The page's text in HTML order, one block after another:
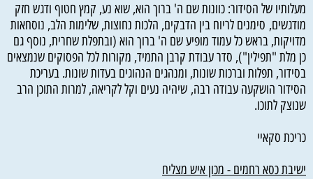
מעלותיו של הסידור: כוונות שם ה' ברוך הוא, שוא נע, קמץ חטוף ודגש חזק
מודגשים, סימנים לריוח בין הדבקים, הלכות נחוצות, שלימות הלב, נוסחאות
מדויקות, בראש כל עמוד מופיע שם ה' ברוך הוא (ובתפלת שחרית, נוסף גם
כן מלת "תפילין"), סדר עבודת קרבן התמיד, מקורות לכל הפסוקים שנמצאים
בסידור, תפלות וברכות שונות, ומנהגים הנהוגים בעדות שונות. בעריכת
הסידור הושקעה עבודה רבה, שיהיה נעים וקל לקריאה, למרות התוכן הרב
שנוצק לתוכו.
כריכת סקאיי
ישיבת כסא רחמים - מכון איש מצליח